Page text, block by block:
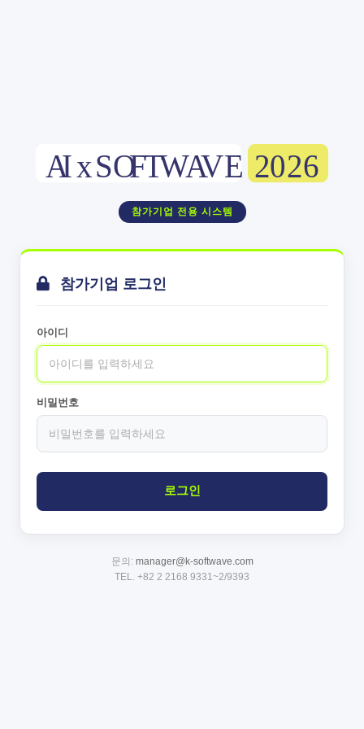
참가기업 전용 시스템
참가기업 로그인
아이디
비밀번호
문의: manager@k-softwave.com
TEL. +82 2 2168 9331~2/9393